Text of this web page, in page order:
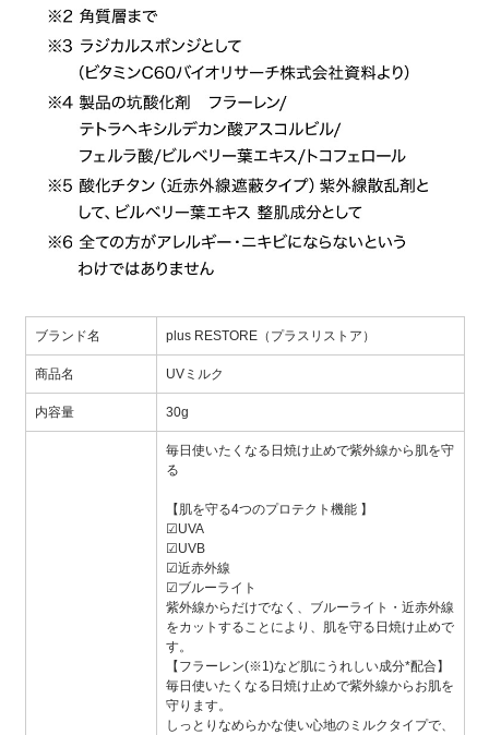
ブランド名 plus RESTORE（プラスリストア）
商品名 UVミルク
内容量 30g
毎日使いたくなる日焼け止めで紫外線から肌を守
る
【肌を守る4つのプロテクト機能 】
☑UVA
☑UVB
☑近赤外線
☑ブルーライト
紫外線からだけでなく、ブルーライト・近赤外線
をカットすることにより、肌を守る日焼け止めで
す。
【フラーレン(※1)など肌にうれしい成分*配合】
毎日使いたくなる日焼け止めで紫外線からお肌を
守ります。
しっとりなめらかな使い心地のミルクタイプで、